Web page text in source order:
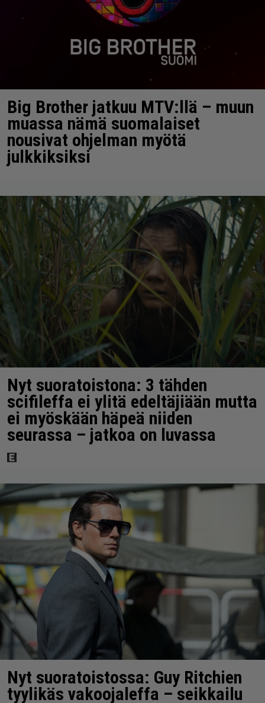
Big Brother jatkuu MTV:llä – muun
muassa nämä suomalaiset
nousivat ohjelman myötä
julkkiksiksi
Nyt suoratoistona: 3 tähden
scifileffa ei ylitä edeltäjiään mutta
ei myöskään häpeä niiden
seurassa – jatkoa on luvassa
Nyt suoratoistossa: Guy Ritchien
tyylikäs vakoojaleffa – seikkailu